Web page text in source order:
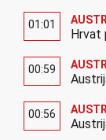
01:01
Hrvat
00:59
00:56